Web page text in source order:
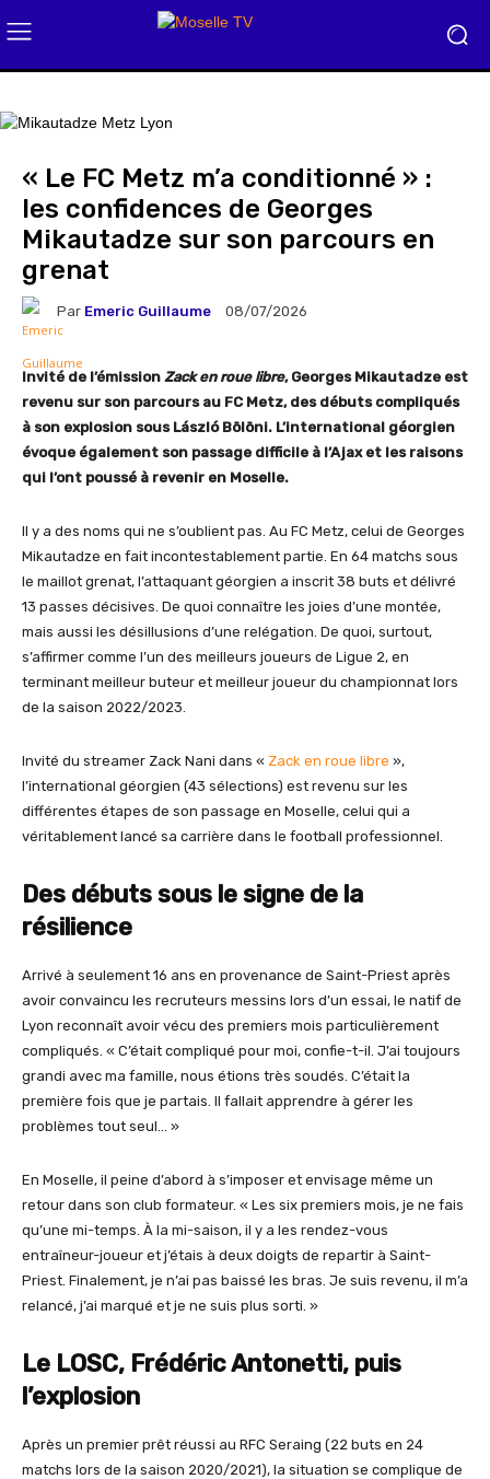
« Le FC Metz m’a conditionné » :
les confidences de Georges
Mikautadze sur son parcours en
grenat
Par Emeric Guillaume 08/07/2026
Invité de l’émission Zack en roue libre, Georges Mikautadze est
revenu sur son parcours au FC Metz, des débuts compliqués
à son explosion sous László Bölöni. L’international géorgien
évoque également son passage difficile à l’Ajax et les raisons
qui l’ont poussé à revenir en Moselle.
Il y a des noms qui ne s’oublient pas. Au FC Metz, celui de Georges
Mikautadze en fait incontestablement partie. En 64 matchs sous
le maillot grenat, l’attaquant géorgien a inscrit 38 buts et délivré
13 passes décisives. De quoi connaître les joies d’une montée,
mais aussi les désillusions d’une relégation. De quoi, surtout,
s’affirmer comme l’un des meilleurs joueurs de Ligue 2, en
terminant meilleur buteur et meilleur joueur du championnat lors
de la saison 2022/2023.
Invité du streamer Zack Nani dans « Zack en roue libre »,
l’international géorgien (43 sélections) est revenu sur les
différentes étapes de son passage en Moselle, celui qui a
véritablement lancé sa carrière dans le football professionnel.
Des débuts sous le signe de la
résilience
Arrivé à seulement 16 ans en provenance de Saint-Priest après
avoir convaincu les recruteurs messins lors d’un essai, le natif de
Lyon reconnaît avoir vécu des premiers mois particulièrement
compliqués. « C’était compliqué pour moi, confie-t-il. J’ai toujours
grandi avec ma famille, nous étions très soudés. C’était la
première fois que je partais. Il fallait apprendre à gérer les
problèmes tout seul… »
En Moselle, il peine d’abord à s’imposer et envisage même un
retour dans son club formateur. « Les six premiers mois, je ne fais
qu’une mi-temps. À la mi-saison, il y a les rendez-vous
entraîneur-joueur et j’étais à deux doigts de repartir à Saint-
Priest. Finalement, je n’ai pas baissé les bras. Je suis revenu, il m’a
relancé, j’ai marqué et je ne suis plus sorti. »
Le LOSC, Frédéric Antonetti, puis
l’explosion
Après un premier prêt réussi au RFC Seraing (22 buts en 24
matchs lors de la saison 2020/2021), la situation se complique de